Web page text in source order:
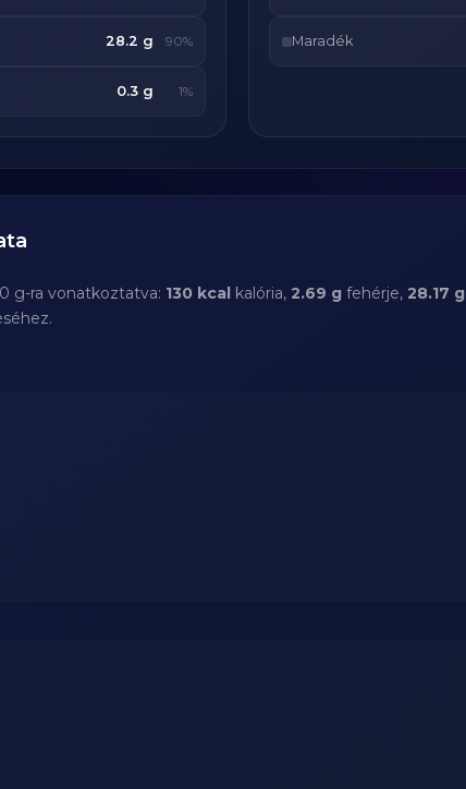
28.2 g 90%
0.3 g 1%
Maradék
g-ra vonatkoztatva: 130 kcal kalória, 2.69 g fehérje, 28.17 g